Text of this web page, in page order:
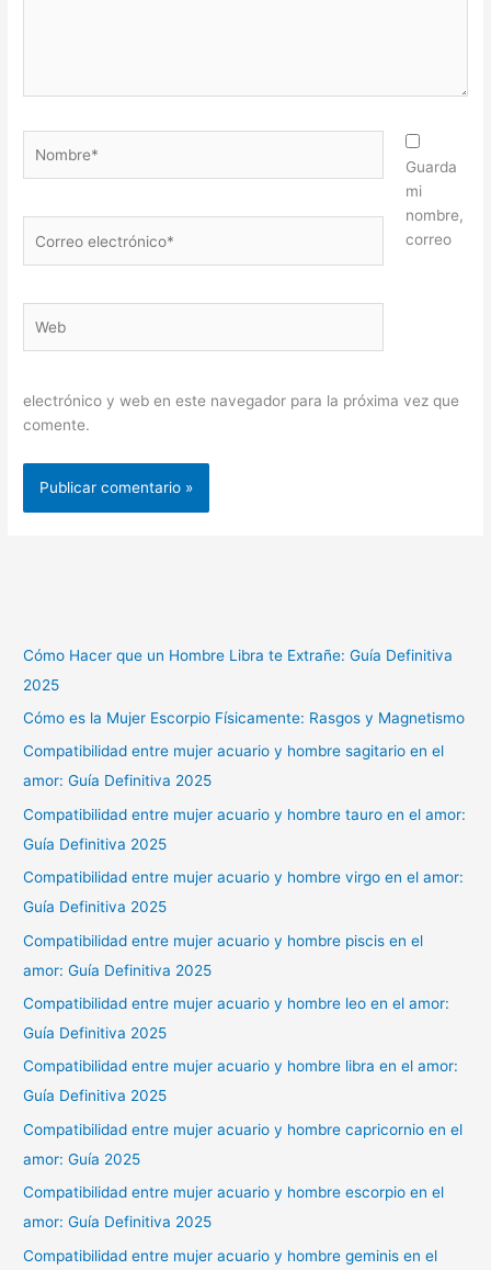
electrónico*
Guarda
mi
nombre,
correo
electrónico y web en este navegador para la próxima vez que
comente.
Cómo Hacer que un Hombre Libra te Extrañe: Guía Definitiva
2025
Cómo es la Mujer Escorpio Físicamente: Rasgos y Magnetismo
Compatibilidad entre mujer acuario y hombre sagitario en el
amor: Guía Definitiva 2025
Compatibilidad entre mujer acuario y hombre tauro en el amor:
Guía Definitiva 2025
Compatibilidad entre mujer acuario y hombre virgo en el amor:
Guía Definitiva 2025
Compatibilidad entre mujer acuario y hombre piscis en el
amor: Guía Definitiva 2025
Compatibilidad entre mujer acuario y hombre leo en el amor:
Guía Definitiva 2025
Compatibilidad entre mujer acuario y hombre libra en el amor:
Guía Definitiva 2025
Compatibilidad entre mujer acuario y hombre capricornio en el
amor: Guía 2025
Compatibilidad entre mujer acuario y hombre escorpio en el
amor: Guía Definitiva 2025
Compatibilidad entre mujer acuario y hombre geminis en el